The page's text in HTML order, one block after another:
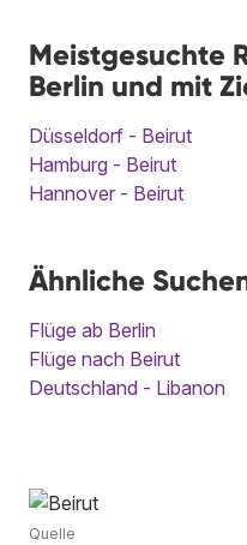
Meistgesuchte
Berlin und mit
Düsseldorf - Beirut
Hamburg - Beirut
Hannover - Beirut
Ähnliche
Flüge ab Berlin
Flüge nach Beirut
Deutschland - Libanon
Quelle